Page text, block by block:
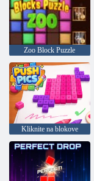
Zoo Block Puzzle
Kliknite na blokove